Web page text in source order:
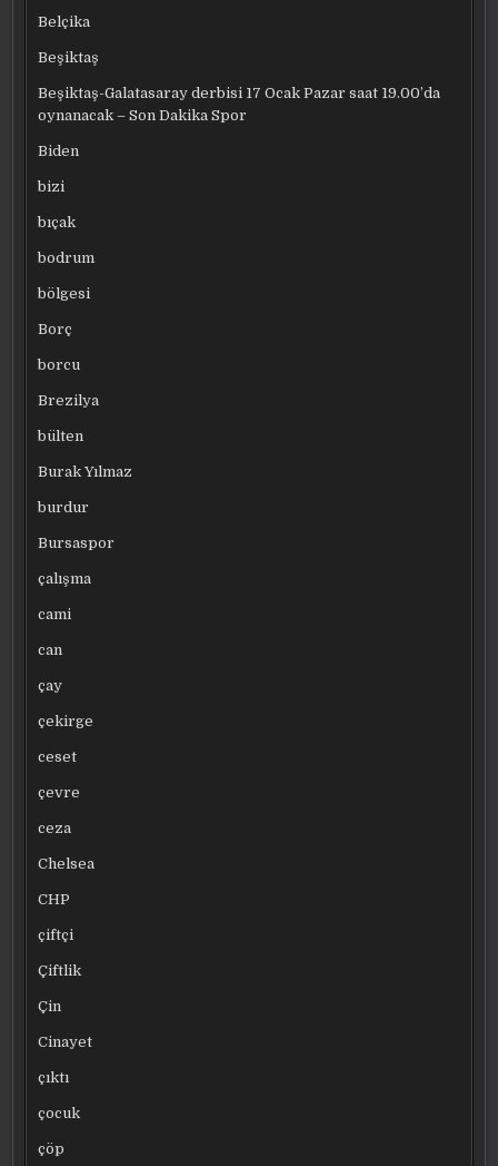
Belçika
Beşiktaş
Beşiktaş-Galatasaray derbisi 17 Ocak Pazar saat 19.00’da
oynanacak – Son Dakika Spor
Biden
bizi
bıçak
bodrum
bölgesi
Borç
borcu
Brezilya
bülten
Burak Yılmaz
burdur
Bursaspor
çalışma
cami
can
çay
çekirge
ceset
çevre
ceza
Chelsea
CHP
çiftçi
Çiftlik
Çin
Cinayet
çıktı
çocuk
çöp